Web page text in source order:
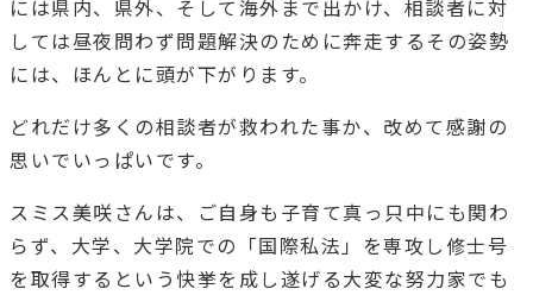
には県内、県外、そして海外まで出かけ、相談者に対
しては昼夜問わず問題解決のために奔走するその姿勢
には、ほんとに頭が下がります。
どれだけ多くの相談者が救われた事か、改めて感謝の
思いでいっぱいです。
スミス美咲さんは、ご自身も子育て真っ只中にも関わ
らず、大学、大学院での「国際私法」を専攻し修士号
を取得するという快挙を成し遂げる大変な努力家でも